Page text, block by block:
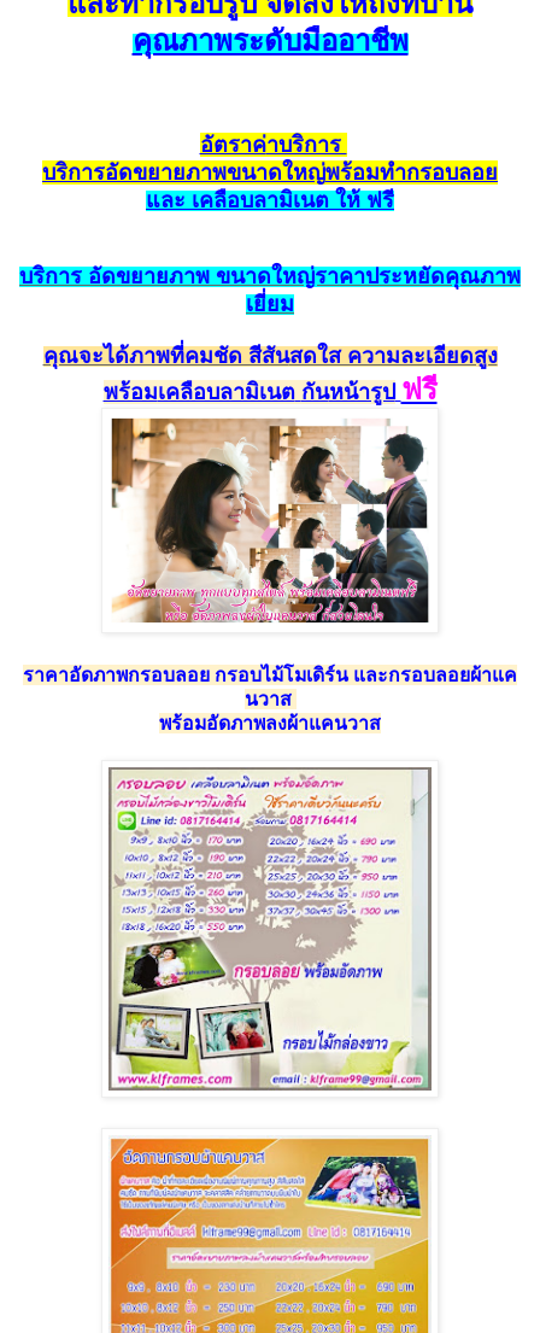
คุณภาพระดับมืออาชีพ
อัตราค่าบริการ
บริการอัดขยายภาพขนาดใหญ่พร้อมทำกรอบลอย
และ เคลือบลามิเนต ให้ ฟรี
บริการ อัดขยายภาพ ขนาดใหญ่ราคาประหยัดคุณภาพ
เยี่ยม
คุณจะได้ภาพที่คมชัด สีสันสดใส ความละเอียดสูง
พร้อมเคลือบลามิเนต กันหน้ารูป ฟรี
ราคาอัดภาพกรอบลอย กรอบไม้โมเดิร์น และกรอบลอยผ้าแค
นวาส
พร้อมอัดภาพลงผ้าแคนวาส